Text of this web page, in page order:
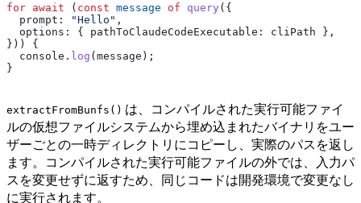
for await ( const message of query ({
  prompt:
"Hello" ,
  options:
{ pathToClaudeCodeExecutable: cliPath },
})) {
  console
. log (message );
}
extractFromBunfs() は、コンパイルされた実行可能ファイ
ルの仮想ファイルシステムから埋め込まれたバイナリをユー
ザーごとの一時ディレクトリにコピーし、実際のパスを返し
ます。コンパイルされた実行可能ファイルの外では、入力パ
スを変更せずに返すため、同じコードは開発環境で変更なし
に実行されます。